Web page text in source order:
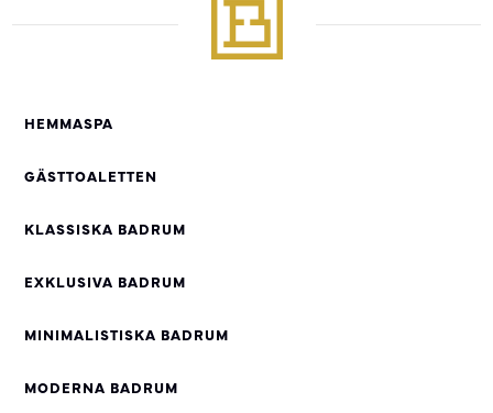
HEMMASPA
GÄSTTOALETTEN
KLASSISKA BADRUM
EXKLUSIVA BADRUM
MINIMALISTISKA BADRUM
MODERNA BADRUM